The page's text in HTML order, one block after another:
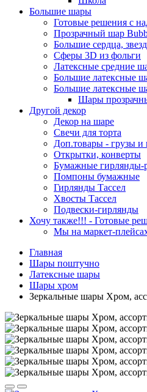
Большие шары
Готовые решения с
Прозрачный шар
Большие сердца,
Сферы 3D из фольги
Латексные средние
Большие латексные
Большие латексные
Шары
Другой декор
Декор на шаре
Свечи для торта
Доп.товары - грузы и
Открытки, конверты
Бумажные гирлянды-
Помпоны бумажные
Гирлянды Тассел
Хвосты Тассел
Подвески-гирлянды
Хочу также!!! - Готовые
Мы на маркет-
Главная
Шары поштучно
Латексные шары
Шары хром
Зеркальные шары Хром,